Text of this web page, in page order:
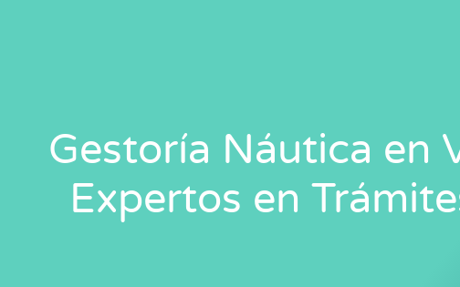
Gestoría Náutica en
Expertos en